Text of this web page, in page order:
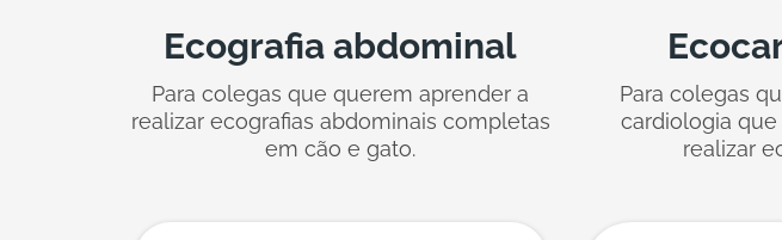
Ecografia abdominal
Para colegas que querem aprender a
realizar ecografias abdominais completas
em cão e gato.
Para colegas
cardiologia
realizar